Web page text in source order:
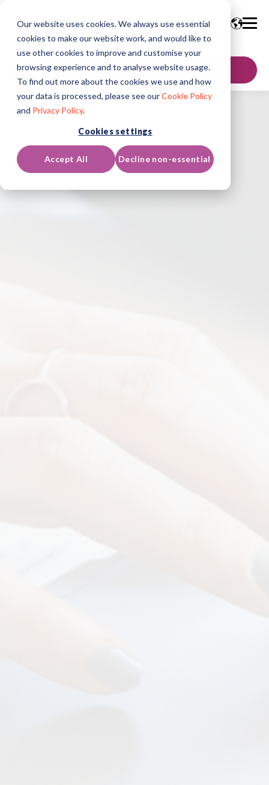
Our website uses cookies. We always use essential
cookies to make our website work, and would like to
use other cookies to improve and customise your
browsing experience and to analyse website usage.
To find out more about the cookies we use and how
your data is processed, please see ourCookie Policy
and Privacy Policy.
Cookies settings
Accept All Decline non-essential
SKONTAKTUJ SIĘ